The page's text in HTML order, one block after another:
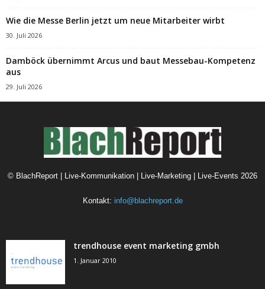
Wie die Messe Berlin jetzt um neue Mitarbeiter wirbt
30. Juli 2026
Damböck übernimmt Arcus und baut Messebau-Kompetenz
aus
29. Juli 2026
© BlachReport | Live-Kommunikation | Live-Marketing | Live-Events 2026
Kontakt: info@blachreport.de
trendhouse event marketing gmbh
1. Januar 2010